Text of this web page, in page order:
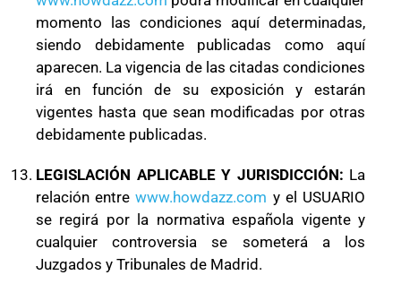
momento las condiciones aquí determinadas,
siendo debidamente publicadas como aquí
aparecen. La vigencia de las citadas condiciones
irá en función de su exposición y estarán
vigentes hasta que sean modificadas por otras
debidamente publicadas.
LEGISLACIÓN APLICABLE Y JURISDICCIÓN: La
relación entrewww.howdazz.com y el USUARIO
se regirá por la normativa española vigente y
cualquier controversia se someterá a los
Juzgados y Tribunales de Madrid.